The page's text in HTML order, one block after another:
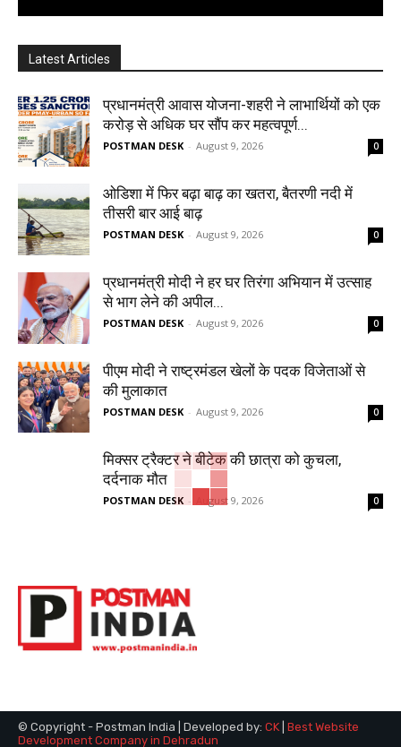
Latest Articles
प्रधानमंत्री आवास योजना-शहरी ने लाभार्थियों को एक
करोड़ से अधिक घर सौंप कर महत्वपूर्ण...
POSTMAN DESK - August 9, 2026 0
ओडिशा में फिर बढ़ा बाढ़ का खतरा, बैतरणी नदी में
तीसरी बार आई बाढ़
POSTMAN DESK - August 9, 2026 0
प्रधानमंत्री मोदी ने हर घर तिरंगा अभियान में उत्साह
से भाग लेने की अपील...
POSTMAN DESK - August 9, 2026 0
पीएम मोदी ने राष्ट्रमंडल खेलों के पदक विजेताओं से
की मुलाकात
POSTMAN DESK - August 9, 2026 0
मिक्सर ट्रैक्टर ने बीटेक की छात्रा को कुचला,
दर्दनाक मौत
POSTMAN DESK - August 9, 2026 0
© Copyright - Postman India | Developed by: CK Best Website
Development Company in Dehradun